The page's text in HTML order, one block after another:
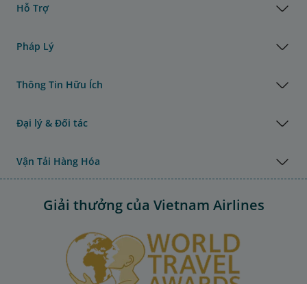
Hỗ Trợ
Pháp Lý
Thông Tin Hữu Ích
Đại lý & Đối tác
Vận Tải Hàng Hóa
Giải thưởng của Vietnam Airlines